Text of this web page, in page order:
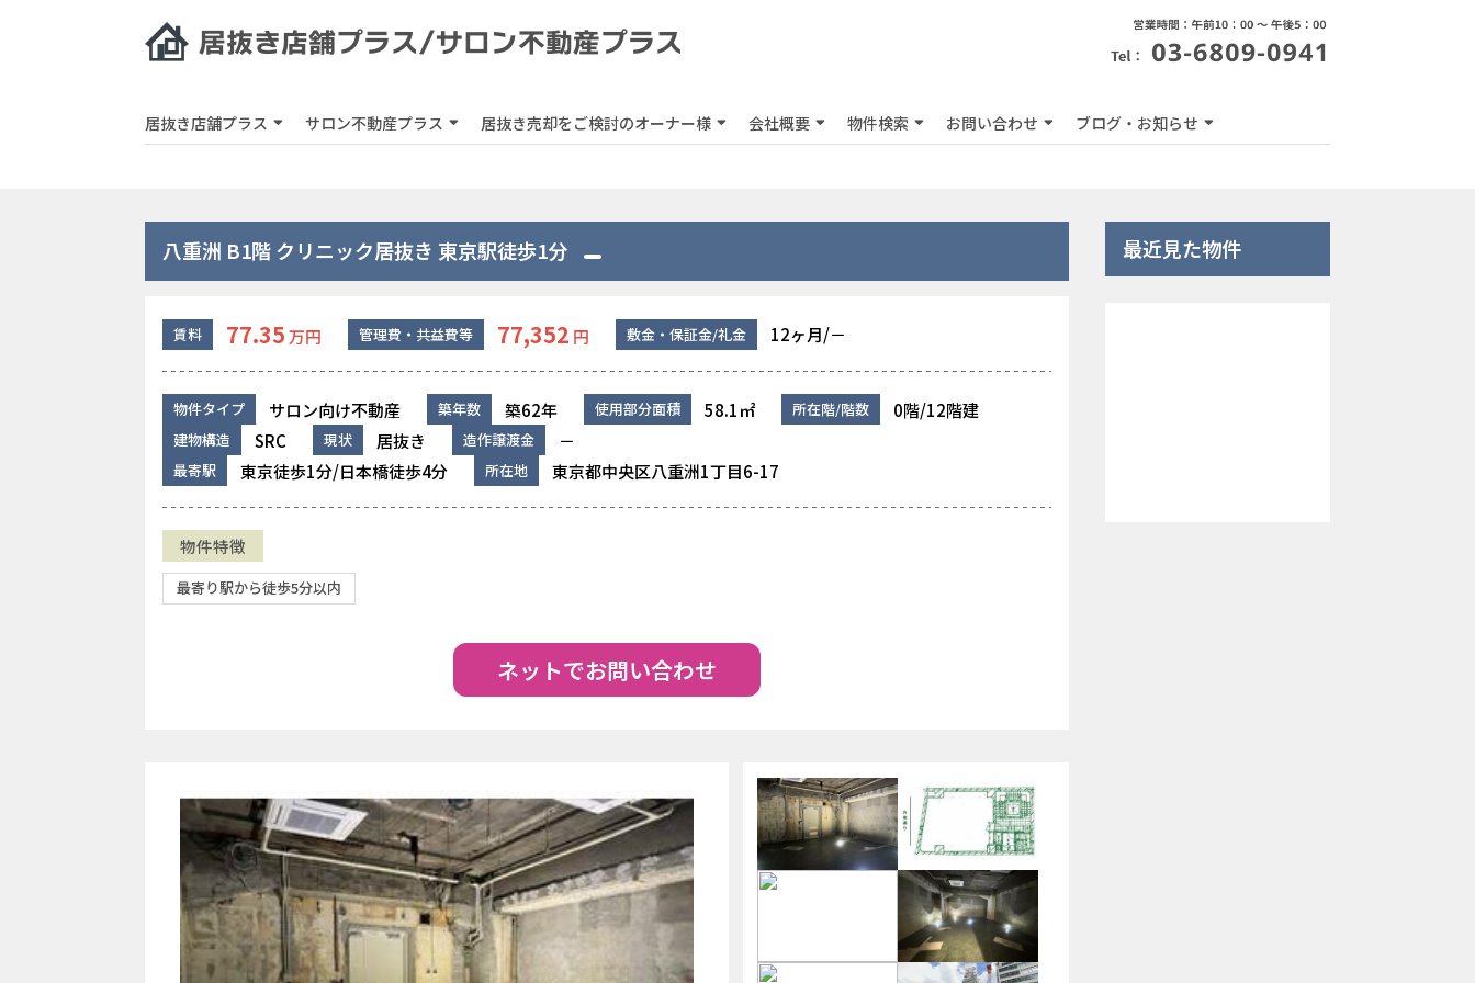
居抜き店舗プラス サロン不動産プラス 居抜き売却をご検討のオーナー様 会社概要 物件検索 お問い合わせ ブログ・お知らせ
八重洲 B1階 クリニック居抜き 東京駅徒歩1分
賃料 77.35万円 管理費・共益費等 77,352 円 敷金・保証金/礼金 12ヶ月/－
物件タイプ サロン向け不動産 築年数 築62年 使用部分面積 58.1㎡ 所在階/階数 0階/12階建
建物構造 SRC 現状 居抜き 造作譲渡金 －
最寄駅 東京徒歩1分/日本橋徒歩4分 所在地 東京都中央区八重洲1丁目6-17
物件特徴
最寄り駅から徒歩5分以内
ネットでお問い合わせ
最近見た物件